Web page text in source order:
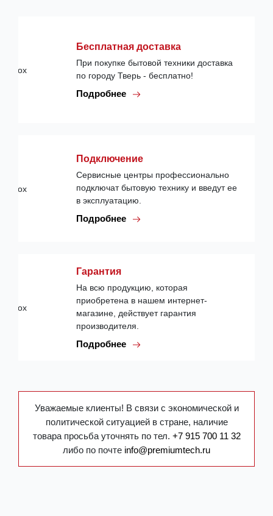
Бесплатная доставка
При покупке бытовой техники доставка
по городу Тверь - бесплатно!
Подробнее
Подключение
Сервисные центры профессионально
подключат бытовую технику и введут ее
в эксплуатацию.
Подробнее
Гарантия
На всю продукцию, которая
приобретена в нашем интернет-
магазине, действует гарантия
производителя.
Подробнее
Уважаемые клиенты! В связи с экономической и
политической ситуацией в стране, наличие
товара просьба уточнять по тел. +7 915 700 11 32
либо по почте info@premiumtech.ru